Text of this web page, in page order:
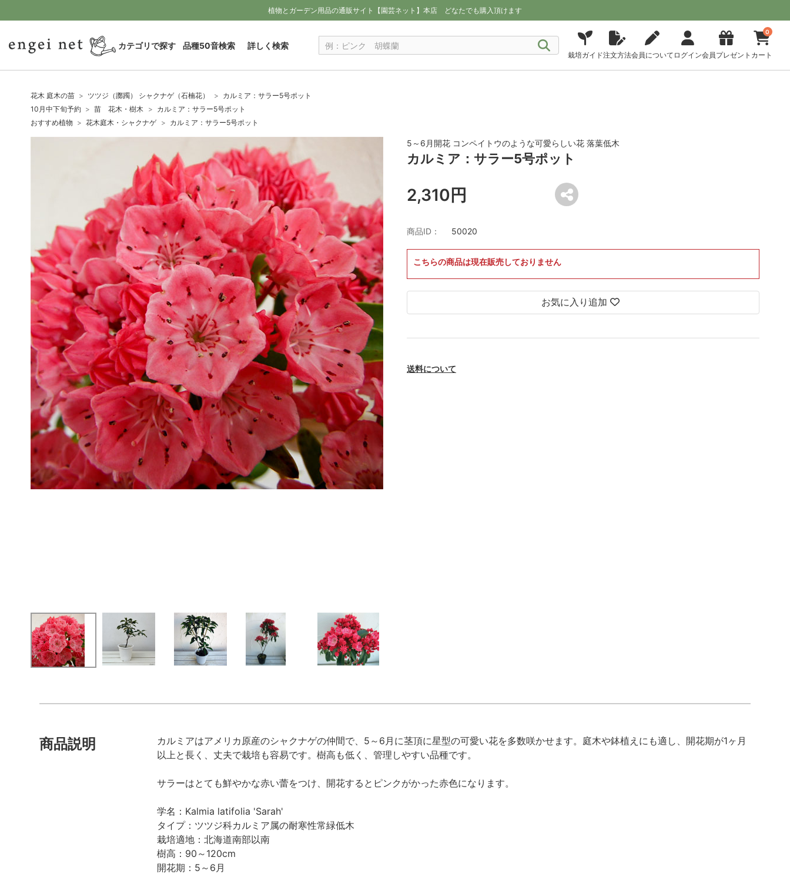
植物とガーデン用品の通販サイト【園芸ネット】本店 どなたでも購入頂けます
カテゴリで探す 品種50音検索 詳しく検索
栽培ガイド注文方法会員について ログイン会員プレゼント
0
カート
花木 庭木の苗 ツツジ（躑躅） シャクナゲ（石楠花）
カルミア：サラー5号ポット
10月中下旬予約
苗 花木・樹木
カルミア：サラー5号ポット
おすすめ植物
花木庭木・シャクナゲ カルミア：サラー5号ポット
5～6月開花 コンペイトウのような可愛らしい花 落葉低木
カルミア：サラー5号ポット
2,310円
商品ID： 50020
こちらの商品は現在販売しておりません
お気に入り追加
送料について
商品説明
カルミアはアメリカ原産のシャクナゲの仲間で、5～6月に茎頂に星型の可愛い花を多数咲かせます。庭木や鉢植えにも適し、開花期が1ヶ月
以上と長く、丈夫で栽培も容易です。樹高も低く、管理しやすい品種です。
サラーはとても鮮やかな赤い蕾をつけ、開花するとピンクがかった赤色になります。
学名：Kalmia latifolia 'Sarah'
タイプ：ツツジ科カルミア属の耐寒性常緑低木
栽培適地：北海道南部以南
樹高：90～120cm
開花期：5～6月